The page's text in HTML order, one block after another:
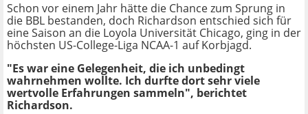
Schon vor einem Jahr hätte die Chance zum Sprung in
die BBL bestanden, doch Richardson entschied sich für
eine Saison an die Loyola Universität Chicago, ging in der
höchsten US-College-Liga NCAA-1 auf Korbjagd.
"Es war eine Gelegenheit, die ich unbedingt
wahrnehmen wollte. Ich durfte dort sehr viele
wertvolle Erfahrungen sammeln", berichtet
Richardson.